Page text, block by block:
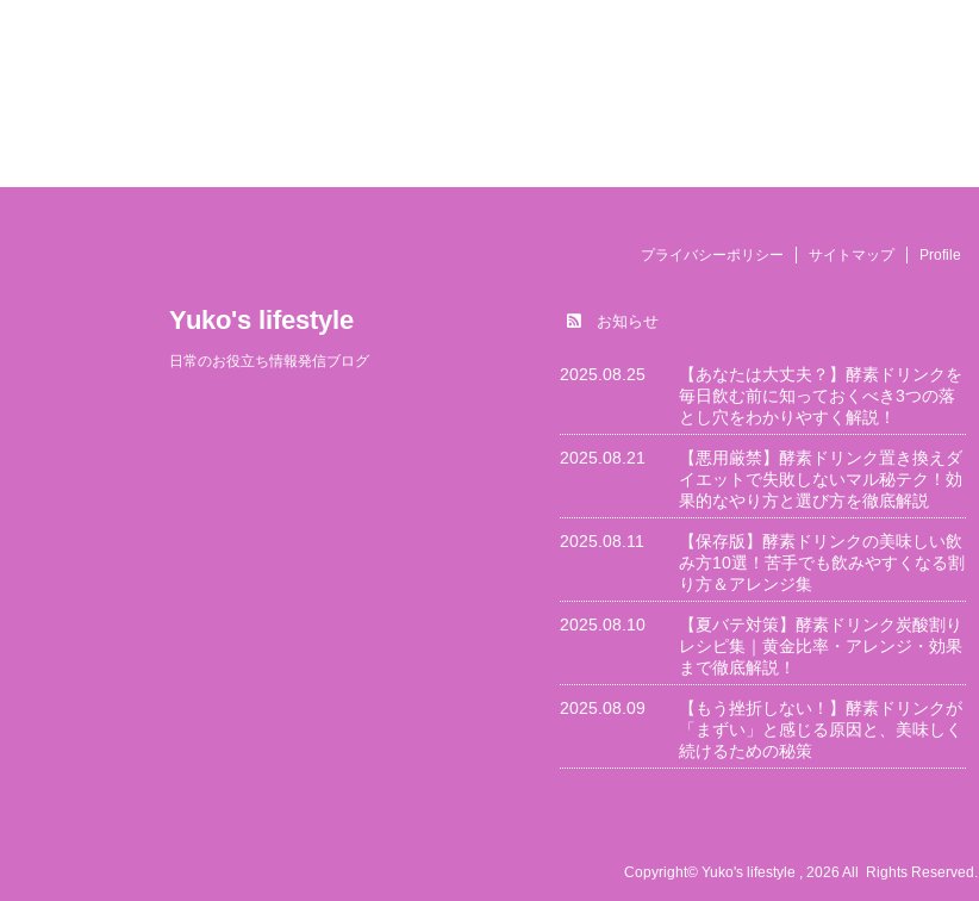
プライバシーポリシー サイトマップ Profile
お知らせ
2025.08.25
【あなたは大丈夫？】酵素ドリンクを
毎日飲む前に知っておくべき3つの落
とし穴をわかりやすく解説！
2025.08.21
【悪用厳禁】酵素ドリンク置き換えダ
イエットで失敗しないマル秘テク！効
果的なやり方と選び方を徹底解説
2025.08.11
【保存版】酵素ドリンクの美味しい飲
み方10選！苦手でも飲みやすくなる割
り方＆アレンジ集
2025.08.10
【夏バテ対策】酵素ドリンク炭酸割り
レシピ集｜黄金比率・アレンジ・効果
まで徹底解説！
2025.08.09
【もう挫折しない！】酵素ドリンクが
「まずい」と感じる原因と、美味しく
続けるための秘策
Yuko's lifestyle
日常のお役立ち情報発信ブログ
Copyright© Yuko's lifestyle , 2026 All Rights Reserved.